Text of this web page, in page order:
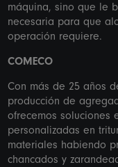
máquina, sino que le
necesaria para que
operación requiere.
COMECO
Con más de 25 años
producción de
ofrecemos soluciones
personalizadas en
materiales habiendo
chancados y